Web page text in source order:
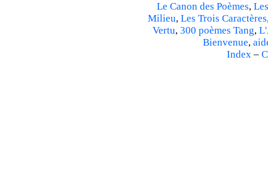
Le Canon des Poèmes,
Milieu, Les Trois Caractères
Vertu, 300 poèmes Tang,
Bienvenue,
Index–